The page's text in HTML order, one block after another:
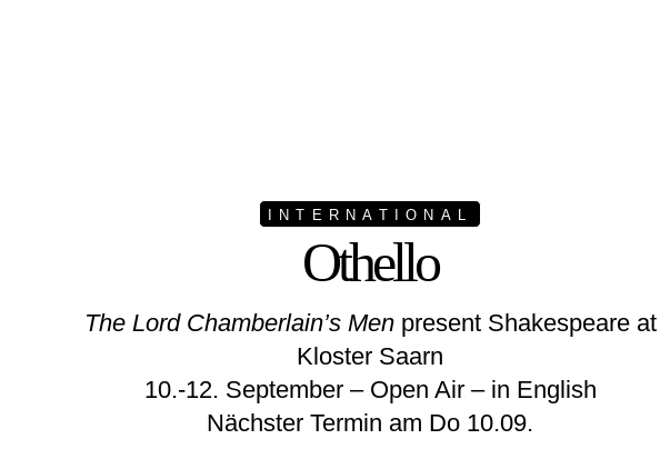
INTERNATIONAL
Othello
The Lord Chamberlain’s Menpresent Shakespeare at
Kloster Saarn
10.-12. September – Open Air – in English
Nächster Termin am Do 10.09.